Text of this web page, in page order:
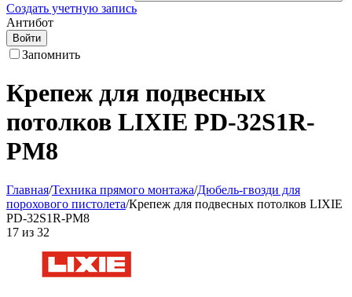
Создать учетную запись
Антибот
Войти
Запомнить
Крепеж для подвесных
потолков LIXIE PD-32S1R-
PM8
Главная/Техника прямого монтажа/Дюбель-гвозди для
порохового пистолета/Крепеж для подвесных потолков LIXIE
PD-32S1R-PM8
17 из 32